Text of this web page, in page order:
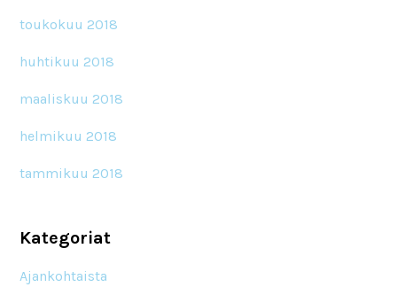
toukokuu 2018
huhtikuu 2018
maaliskuu 2018
helmikuu 2018
tammikuu 2018
Kategoriat
Ajankohtaista